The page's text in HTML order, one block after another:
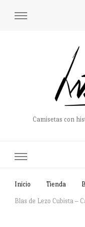
Camisetas con
Inicio Tienda
Blas de Lezo Cubista –